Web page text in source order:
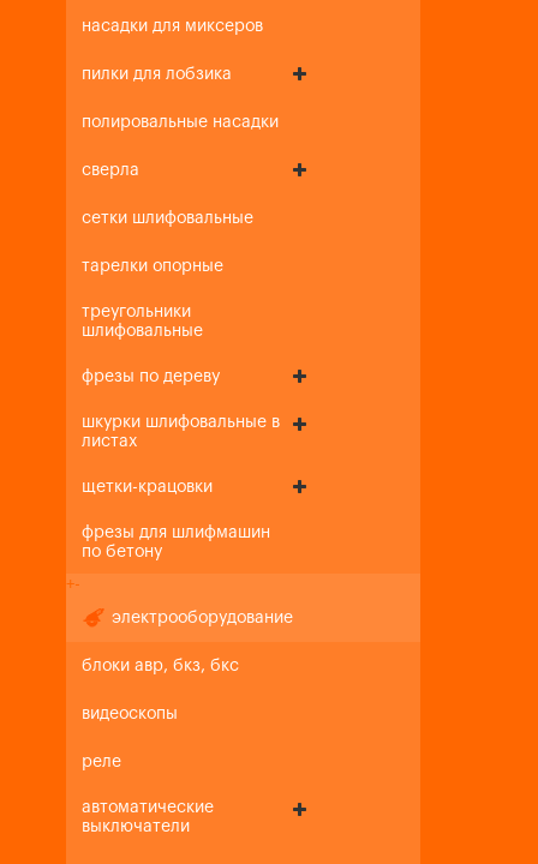
насадки для миксеров
пилки для лобзика
полировальные насадки
сверла
сетки шлифовальные
тарелки опорные
треугольники
шлифовальные
фрезы по дереву
шкурки шлифовальные в
листах
щетки-крацовки
фрезы для шлифмашин
по бетону
+-
электрооборудование
блоки авр, бкз, бкс
видеоскопы
реле
автоматические
выключатели